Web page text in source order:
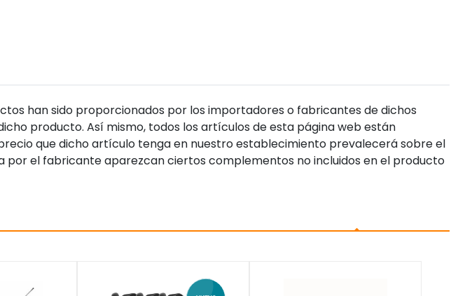
han sido proporcionados por los importadores o fabricantes de dichos
producto. Así mismo, todos los artículos de esta página web están
que dicho artículo tenga en nuestro establecimiento prevalecerá sobre el
por el fabricante aparezcan ciertos complementos no incluidos en el producto